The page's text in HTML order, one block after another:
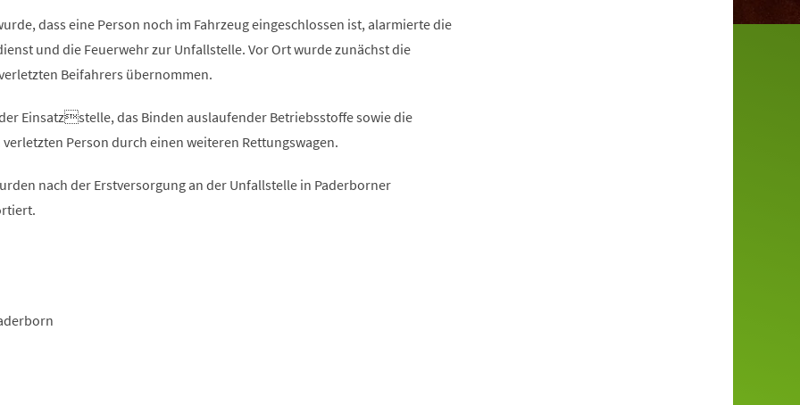
dass eine Person noch im Fahrzeug eingeschlossen ist, alarmierte die
und die Feuerwehr zur Unfallstelle. Vor Ort wurde zunächst die
Beifahrers übernommen.
Einsatzstelle, das Binden auslaufender Betriebsstoffe sowie die
Person durch einen weiteren Rettungswagen.
nach der Erstversorgung an der Unfallstelle in Paderborner